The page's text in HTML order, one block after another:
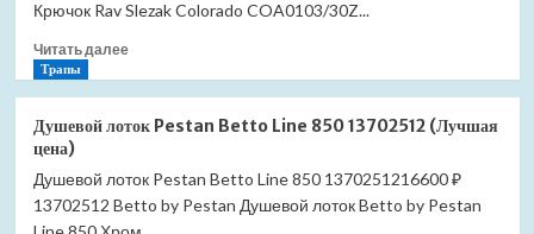
COA0604
(Лучшая
Крючок Rav Slezak Colorado COA0103/30Z...
Читать далееПрочитать
Slezak
Colorado
COA0105
(Лучшая
Трапы
Душевой лоток Pestan Betto Line 850 13702512 (Лучшая
цена)
Душевой лоток Pestan Betto Line 850 1370251216600 ₽
13702512 Betto by Pestan Душевой лоток Betto by Pestan